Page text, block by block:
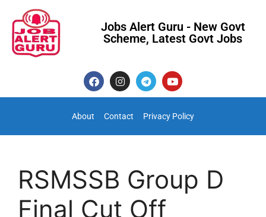
Jobs Alert Guru - New Govt
Scheme, Latest Govt Jobs
About Contact Privacy Policy
RSMSSB Group D
Final Cut Off